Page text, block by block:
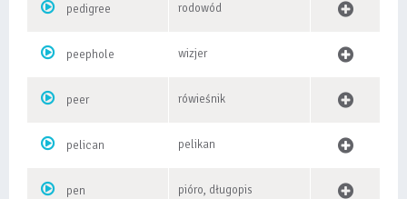
pedigree rodowód
peephole wizjer
peer rówieśnik
pelican pelikan
pen pióro, długopis